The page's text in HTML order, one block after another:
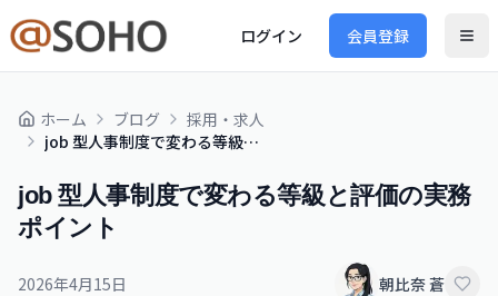
ログイン 会員登録
ホーム ブログ
採用・求人
job 型人事制度で変わる等級と評価の実務ポイント
job 型人事制度で変わる等級と評価の実務
ポイント
2026年4月15日 朝比奈 蒼